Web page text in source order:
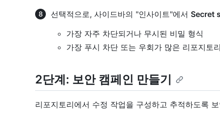
선택적으로, 사이드바의 "인사이트"에서 Secret
가장 자주 차단되거나 무시된 비밀 형식
가장 푸시 차단 또는 우회가 많은 리포지토리
2단계: 보안 캠페인 만들기
리포지토리에서 수정 작업을 구성하고 추적하도록